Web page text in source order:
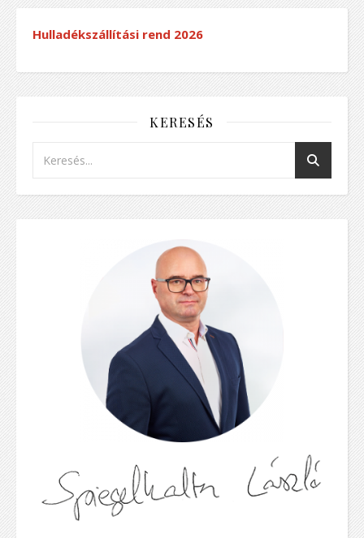
Hulladékszállítási rend 2026
KERESÉS